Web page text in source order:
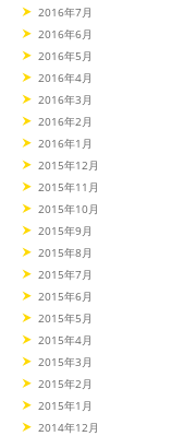
2016年7月
2016年6月
2016年5月
2016年4月
2016年3月
2016年2月
2016年1月
2015年12月
2015年11月
2015年10月
2015年9月
2015年8月
2015年7月
2015年6月
2015年5月
2015年4月
2015年3月
2015年2月
2015年1月
2014年12月